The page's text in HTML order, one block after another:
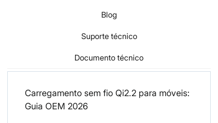
Blog
Suporte técnico
Documento técnico
Carregamento sem fio Qi2.2 para móveis:
Guia OEM 2026